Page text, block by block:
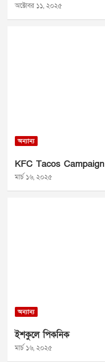
অক্টোবর ১১, ২০২৫
অন্যান্য
KFC Tacos Campaign
মার্চ ১৬, ২০২৫
অন্যান্য
ইশকুলে পিকনিক
মার্চ ১৬, ২০২৫